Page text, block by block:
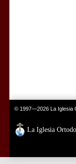
© 1997—2026 La Iglesia
La Iglesia